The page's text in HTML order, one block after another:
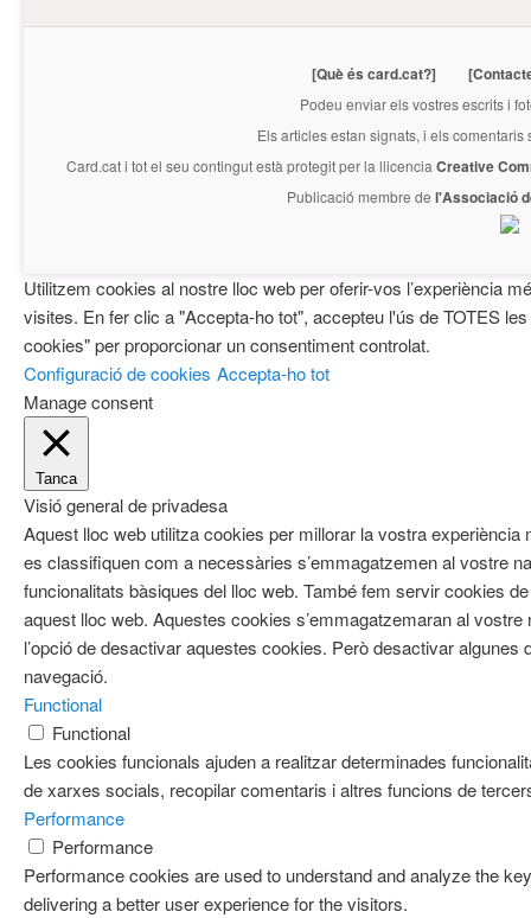
[Què és card.cat?]
Podeu enviar els vostres escrits i
Els articles estan signats, i els
Card.cati tot el seu contingut està protegit per la llicencia Creative
Publicació membre de l'Associació
Utilitzem cookies al nostre lloc web per oferir-vos l’experiència
visites. En fer clic a "Accepta-ho tot", accepteu l'ús de TOTES
cookies" per proporcionar un consentiment controlat.
Configuració de cookies Accepta-ho tot
Manage consent
Tanca
Visió general de privadesa
Aquest lloc web utilitza cookies per millorar la vostra
es classifiquen com a necessàries s’emmagatzemen al vostre
funcionalitats bàsiques del lloc web. També fem servir cookies
aquest lloc web. Aquestes cookies s’emmagatzemaran al
l’opció de desactivar aquestes cookies. Però desactivar
navegació.
Functional
Functional
Les cookies funcionals ajuden a realitzar determinades
de xarxes socials, recopilar comentaris i altres funcions de
Performance
Performance
Performance cookies are used to understand and analyze the
delivering a better user experience for the visitors.